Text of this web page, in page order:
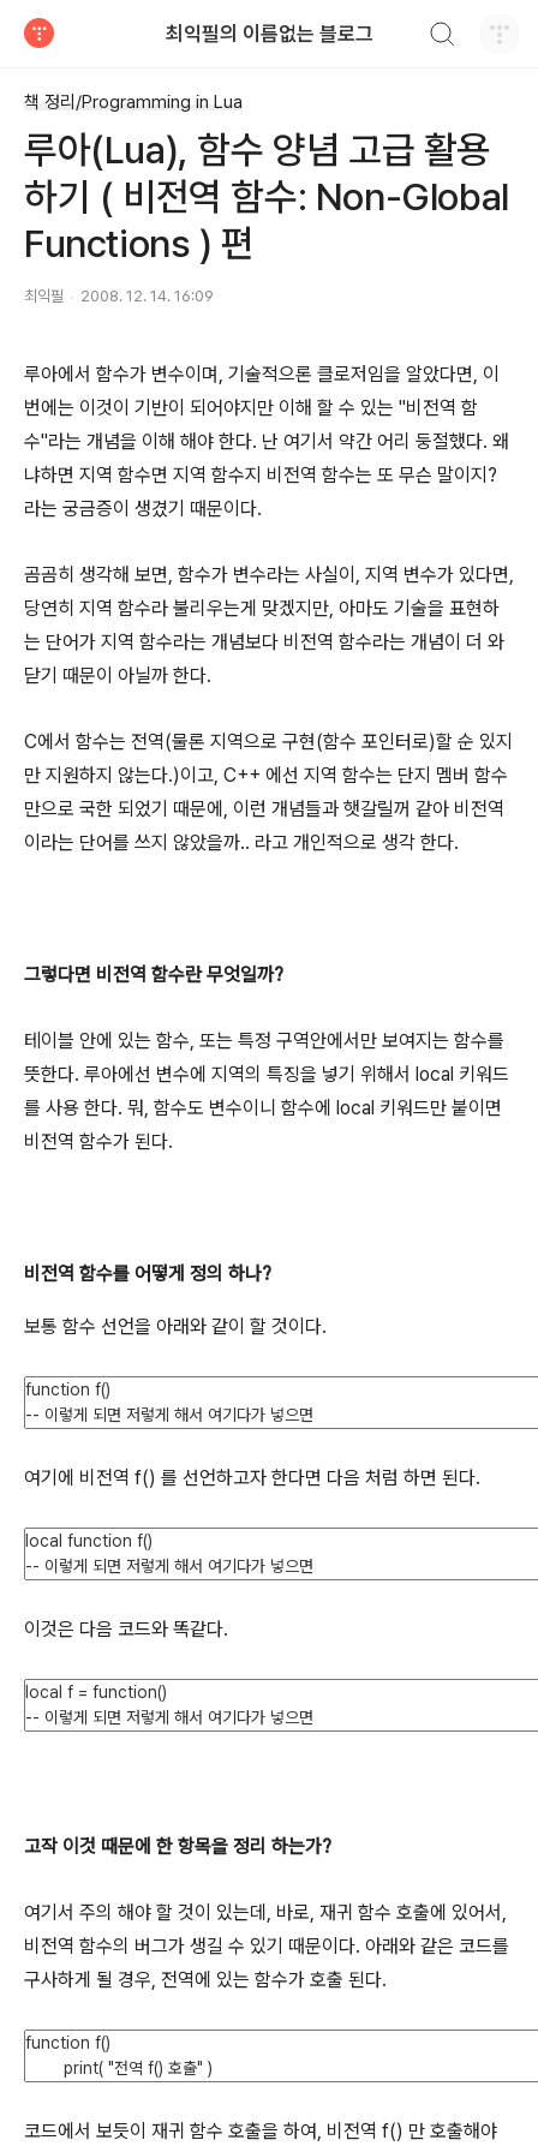
최익필의 이름없는 블로그
책 정리/Programming in Lua
루아(Lua), 함수 양념 고급 활용
하기 ( 비전역 함수: Non-Global
Functions ) 편
최익필 2008. 12. 14. 16:09
루아에서 함수가 변수이며, 기술적으론 클로저임을 알았다면, 이
번에는 이것이 기반이 되어야지만 이해 할 수 있는 "비전역 함
수"라는 개념을 이해 해야 한다. 난 여기서 약간 어리 둥절했다. 왜
냐하면 지역 함수면 지역 함수지 비전역 함수는 또 무슨 말이지?
라는 궁금증이 생겼기 때문이다.
곰곰히 생각해 보면, 함수가 변수라는 사실이, 지역 변수가 있다면,
당연히 지역 함수라 불리우는게 맞겠지만, 아마도 기술을 표현하
는 단어가 지역 함수라는 개념보다 비전역 함수라는 개념이 더 와
닫기 때문이 아닐까 한다.
C에서 함수는 전역(물론 지역으로 구현(함수 포인터로)할 순 있지
만 지원하지 않는다.)이고, C++ 에선 지역 함수는 단지 멤버 함수
만으로 국한 되었기 때문에, 이런 개념들과 햇갈릴꺼 같아 비전역
이라는 단어를 쓰지 않았을까.. 라고 개인적으로 생각 한다.
그렇다면 비전역 함수란 무엇일까?
테이블 안에 있는 함수, 또는 특정 구역안에서만 보여지는 함수를
뜻한다. 루아에선 변수에 지역의 특징을 넣기 위해서 local 키워드
를 사용 한다. 뭐, 함수도 변수이니 함수에 local 키워드만 붙이면
비전역 함수가 된다.
비전역 함수를 어떻게 정의 하나?
보통 함수 선언을 아래와 같이 할 것이다.
여기에 비전역 f() 를 선언하고자 한다면 다음 처럼 하면 된다.
이것은 다음 코드와 똑같다.
고작 이것 때문에 한 항목을 정리 하는가?
여기서 주의 해야 할 것이 있는데, 바로, 재귀 함수 호출에 있어서,
비전역 함수의 버그가 생길 수 있기 때문이다. 아래와 같은 코드를
구사하게 될 경우, 전역에 있는 함수가 호출 된다.
코드에서 보듯이 재귀 함수 호출을 하여, 비전역 f() 만 호출해야